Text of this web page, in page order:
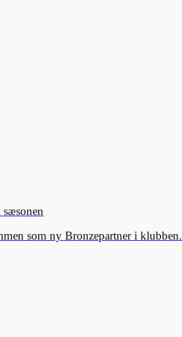
sæsonen
som ny Bronzepartner i klubben.